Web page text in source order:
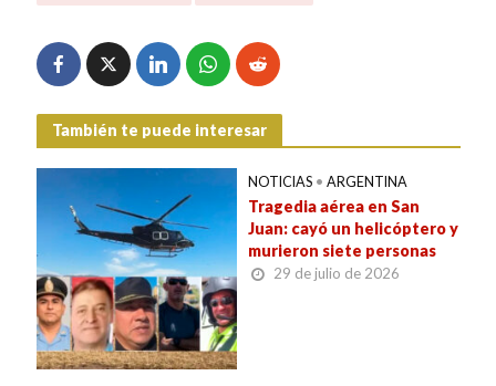
También te puede interesar
NOTICIAS • ARGENTINA
Tragedia aérea en San
Juan: cayó un helicóptero y
murieron siete personas
29 de julio de 2026